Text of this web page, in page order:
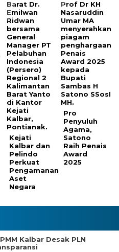
Kejati
Kalbar dan
Pelindo
Perkuat
Pengamanan
Aset
Negara
Pro
Penyuluh
Agama,
Satono
Raih Penais
Award
2025
Kalbar Desak PLN